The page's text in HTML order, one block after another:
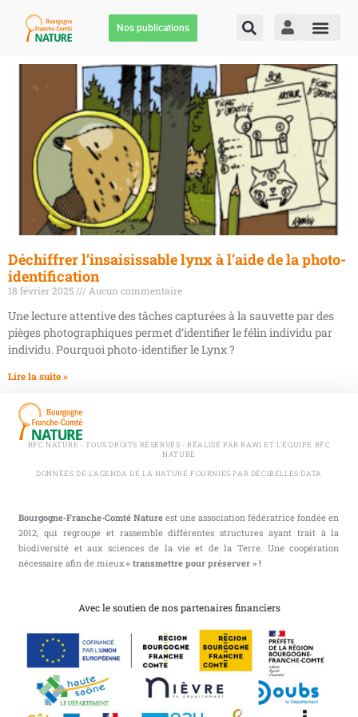
Nos publications
Déchiffrer l’insaisissable lynx à l’aide de la photo-
identification
18 février 2025 Aucun commentaire
Une lecture attentive des tâches capturées à la sauvette par des
pièges photographiques permet d’identifier le félin individu par
individu. Pourquoi photo-identifier le Lynx ?
Lire la suite »
BFC NATURE - TOUS DROITS RÉSERVÉS - RÉALISÉ PAR BAWI ET L'ÉQUIPE BFC
NATURE
DONNÉES DE L'AGENDA DE LA NATURE FOURNIES PAR DÉCIBELLES DATA
Bourgogne-Franche-Comté Nature est une association fédératrice fondée en
2012, qui regroupe et rassemble différentes structures ayant trait à la
biodiversité et aux sciences de la vie et de la Terre. Une coopération
nécessaire afin de mieux« transmettre pour préserver » !
Avec le soutien de nos partenaires financiers